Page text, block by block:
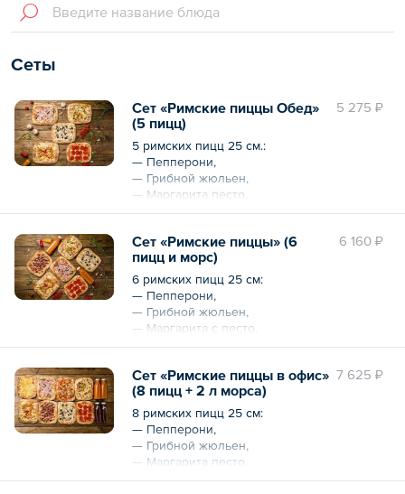
Сеты
5 275 ₽
Сет «Римские пиццы Обед»
(5 пицц)
5 римских пицц 25 см.:
— Пепперони,
— Грибной жюльен,
— Маргарита песто,
— Ветчина-грибы,
Общий вес – 1920 г
6 160 ₽
Сет «Римские пиццы» (6
пицц и морс)
6 римских пицц 25 см:
— Пепперони,
— Грибной жюльен,
— Маргарита с песто,
— Ветчина-грибы,
— Бекон BBQ.
Напитки:
— Облепиховый морс (собственного
приготовления) — 1 л.
7 625 ₽
Сет «Римские пиццы в офис»
(8 пицц + 2 л морса)
8 римских пицц 25 см:
— Пепперони,
— Грибной жюльен,
— Маргарита песто,
— Ветчина грибы,